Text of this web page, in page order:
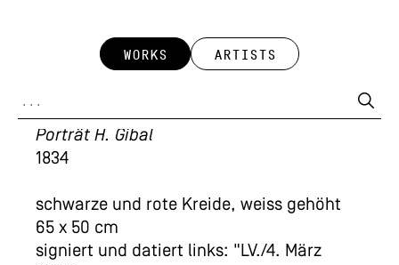
WORKS ARTISTS
Porträt H. Gibal
1834
schwarze und rote Kreide, weiss gehöht
65 x 50 cm
signiert und datiert links: "LV./4. März